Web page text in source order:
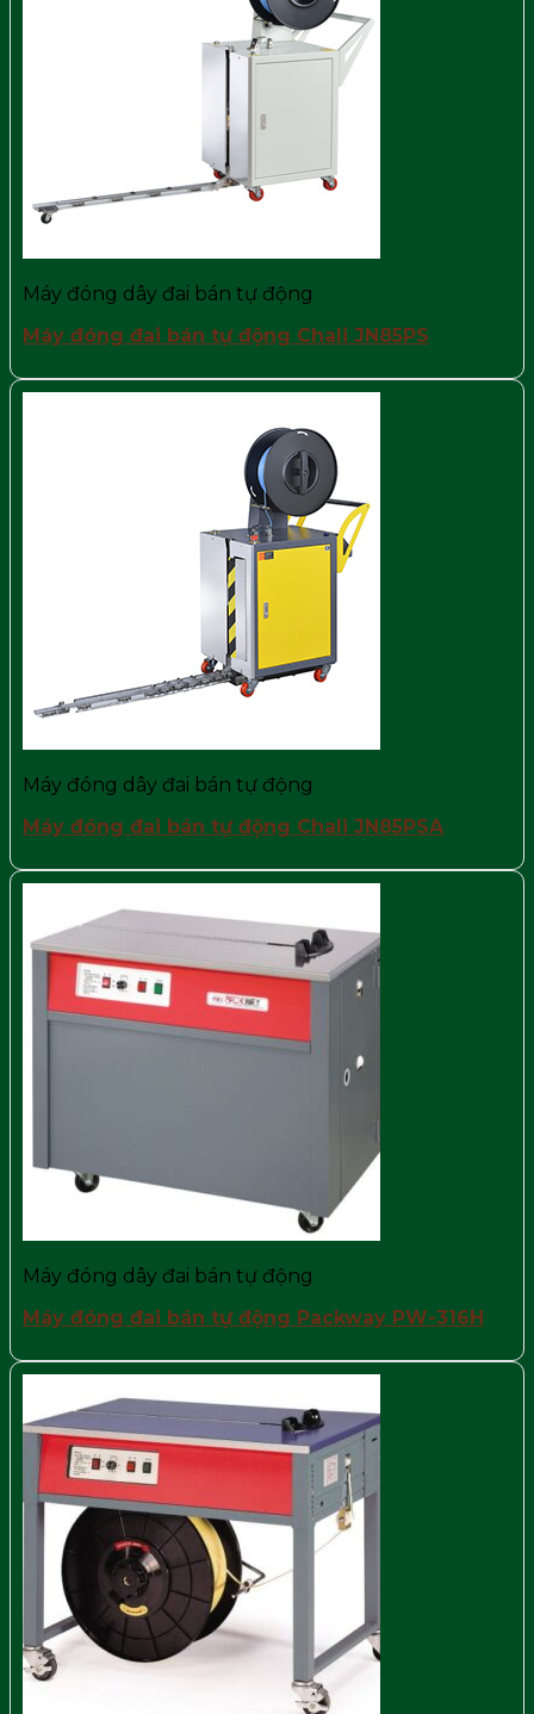
Máy đóng dây đai bán tự động
Máy đóng đai bán tự động Chali JN85PS
Máy đóng dây đai bán tự động
Máy đóng đai bán tự động Chali JN85PSA
Máy đóng dây đai bán tự động
Máy đóng đai bán tự động Packway PW-316H